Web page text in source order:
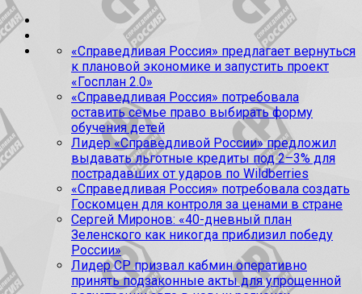
«Справедливая Россия» предлагает вернуться
к плановой экономике и запустить проект
«Госплан 2.0»
«Справедливая Россия» потребовала
оставить семье право выбирать форму
обучения детей
Лидер «Справедливой России» предложил
выдавать льготные кредиты под 2–3% для
пострадавших от ударов по Wildberries
«Справедливая Россия» потребовала создать
Госкомцен для контроля за ценами в стране
Сергей Миронов: «40-дневный план
Зеленского как никогда приблизил победу
России»
Лидер СР призвал кабмин оперативно
принять подзаконные акты для упрощенной